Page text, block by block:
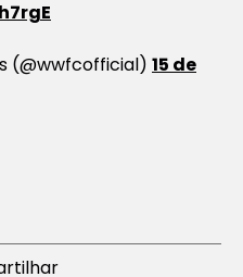
(@wwfcofficial) 15 de